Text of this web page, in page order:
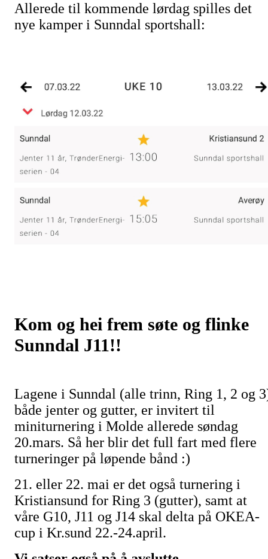
Allerede til kommende lørdag spilles det
nye kamper i Sunndal sportshall:
Kom og hei frem søte og flinke
Sunndal J11!!
Lagene i Sunndal (alle trinn, Ring 1, 2 og
både jenter og gutter, er invitert til
miniturnering i Molde allerede søndag
20.mars. Så her blir det full fart med flere
turneringer på løpende bånd :)
21. eller 22. mai er det også turnering i
Kristiansund for Ring 3 (gutter), samt at
våre G10, J11 og J14 skal delta på OKEA-
cup i Kr.sund 22.-24.april.